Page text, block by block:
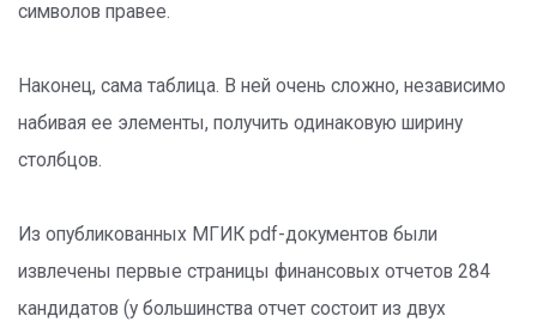
символов правее.
Наконец, сама таблица. В ней очень сложно, независимо
набивая ее элементы, получить одинаковую ширину
столбцов.
Из опубликованных МГИК pdf-документов были
извлечены первые страницы финансовых отчетов 284
кандидатов (у большинства отчет состоит из двух